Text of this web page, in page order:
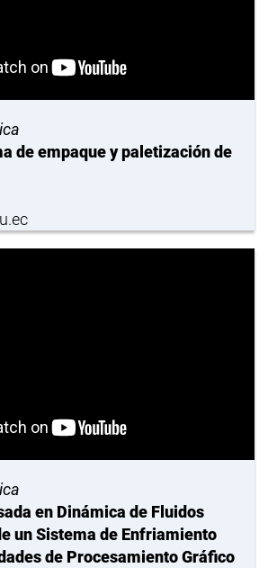
de empaque y paletización de
en Dinámica de Fluidos
un Sistema de Enfriamiento
de Procesamiento Gráfico